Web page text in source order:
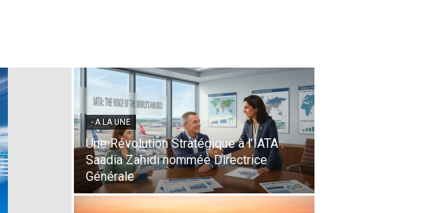
- A LA UNE
Profitez de vos vacances d’été en famille
l’esprit léger en recevant l’argent de vos
proches à l’étranger avec Taptap Send